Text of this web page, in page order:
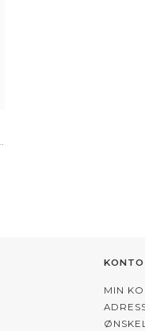
KONTO
MIN